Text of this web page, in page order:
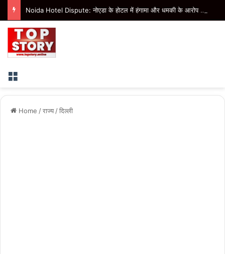
Noida Hotel Dispute: नोएडा के होटल में हंगामा और धमकी के आरोप में चार के खिलाफ एफआईआर
Menu
Home /राज्य /दिल्ली